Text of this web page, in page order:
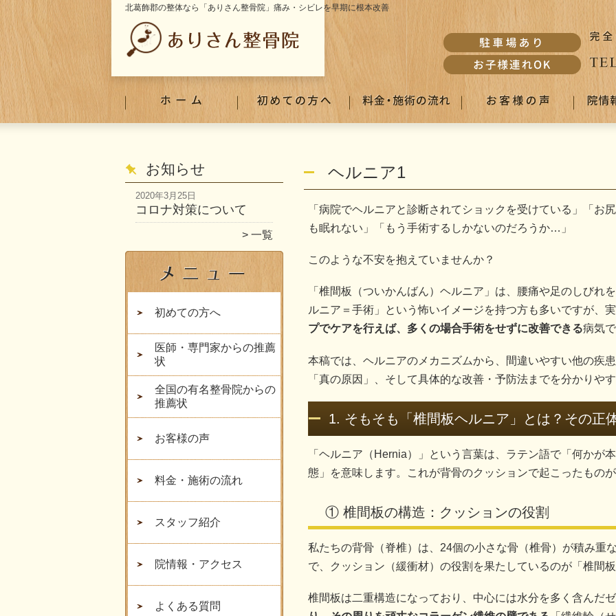
北葛飾郡の整体なら「ありさん整骨院」痛み・シビレを早期に根本改善
お知らせ
2020年3月25日
コロナ対策について
一覧
初めての方へ
医師・専門家からの推薦
状
全国の有名整骨院からの
推薦状
お客様の声
料金・施術の流れ
スタッフ紹介
院情報・アクセス
よくある質問
ヘルニア1
「病院でヘルニアと診断されてショックを受けている」「お
も眠れない」「もう手術するしかないのだろうか…」
このような不安を抱えていませんか？
「椎間板（ついかんばん）ヘルニア」は、腰痛や足のしびれ
ルニア＝手術」という怖いイメージを持つ方も多いですが、
プでケアを行えば、多くの場合手術をせずに改善できる病気
本稿では、ヘルニアのメカニズムから、間違いやすい他の疾
「真の原因」、そして具体的な改善・予防法までを分かりや
1. そもそも「椎間板ヘルニア」とは？その正
「ヘルニア（Hernia）」という言葉は、ラテン語で「何かが
態」を意味します。これが背骨のクッションで起こったもの
① 椎間板の構造：クッションの役割
私たちの背骨（脊椎）は、24個の小さな骨（椎骨）が積み重
で、クッション（緩衝材）の役割を果たしているのが「椎間
椎間板は二重構造になっており、中心には水分を多く含んだ